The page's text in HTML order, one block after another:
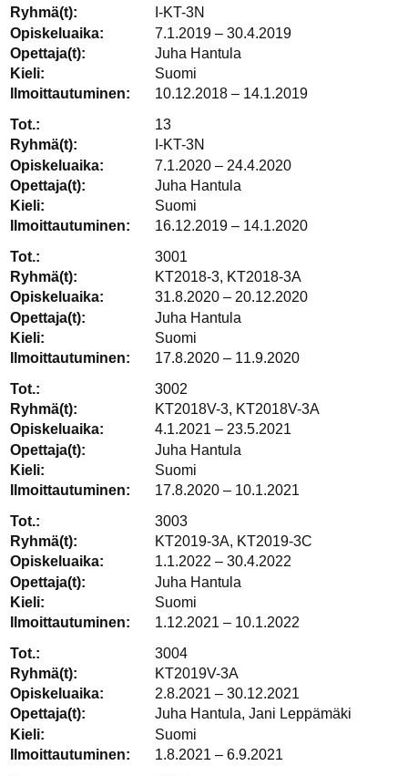
I-KT-3N
7.1.2019 – 30.4.2019
Juha Hantula
Suomi
10.12.2018 – 14.1.2019
13
I-KT-3N
7.1.2020 – 24.4.2020
Juha Hantula
Suomi
16.12.2019 – 14.1.2020
3001
KT2018-3, KT2018-3A
31.8.2020 – 20.12.2020
Juha Hantula
Suomi
17.8.2020 – 11.9.2020
3002
KT2018V-3, KT2018V-3A
4.1.2021 – 23.5.2021
Juha Hantula
Suomi
17.8.2020 – 10.1.2021
3003
KT2019-3A, KT2019-3C
1.1.2022 – 30.4.2022
Juha Hantula
Suomi
1.12.2021 – 10.1.2022
3004
KT2019V-3A
2.8.2021 – 30.12.2021
Juha Hantula, Jani Leppämäki
Suomi
1.8.2021 – 6.9.2021